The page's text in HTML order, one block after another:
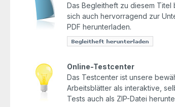
Das Begleitheft zu diesem
sich auch hervorragend zur
PDF herunterladen.
Online-Testcenter
Das Testcenter ist unsere
Arbeitsblätter als interaktive,
Tests auch als ZIP-Datei